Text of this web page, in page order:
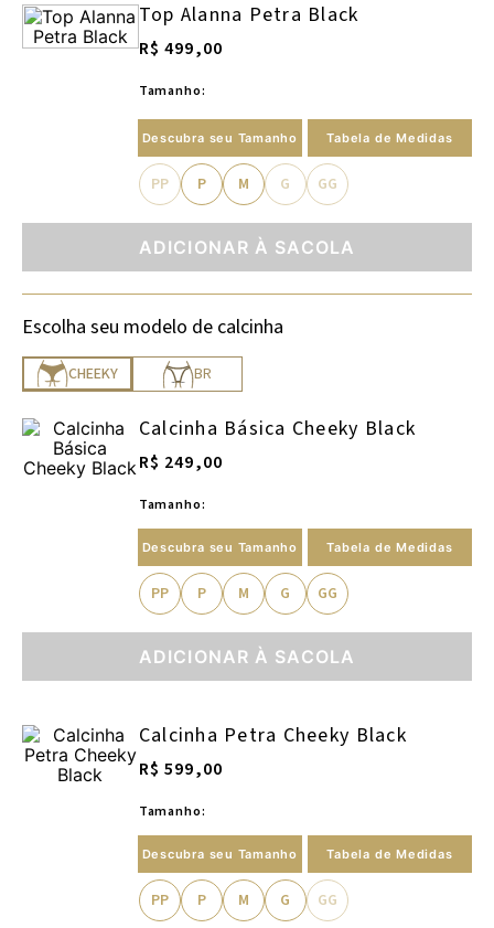
Top Alanna Petra Black
R$ 499,00
Tamanho:
Descubra seu Tamanho Tabela de Medidas
PP P M G GG
ADICIONAR À SACOLA
Escolha seu modelo de calcinha
CHEEKY BR
Calcinha Básica Cheeky Black
R$ 249,00
Tamanho:
Descubra seu Tamanho Tabela de Medidas
PP P M G GG
ADICIONAR À SACOLA
Calcinha Petra Cheeky Black
R$ 599,00
Tamanho:
Descubra seu Tamanho Tabela de Medidas
PP P M G GG